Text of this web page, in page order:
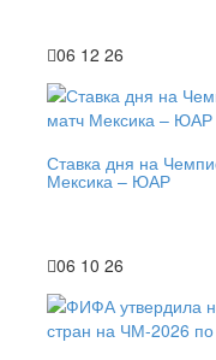
06 12 26
Ставка дня на
Мексика – ЮАР
06 10 26